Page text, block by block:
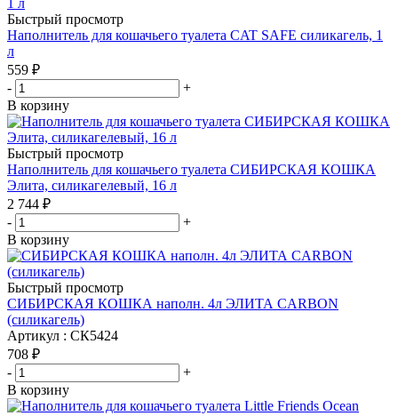
Быстрый просмотр
Наполнитель для кошачьего туалета CAT SAFE силикагель, 1
л
559 ₽
-
+
В корзину
Быстрый просмотр
Наполнитель для кошачьего туалета СИБИРСКАЯ КОШКА
Элита, силикагелевый, 16 л
2 744 ₽
-
+
В корзину
Быстрый просмотр
СИБИРСКАЯ КОШКА наполн. 4л ЭЛИТА CARBON
(силикагель)
Артикул : СК5424
708 ₽
-
+
В корзину